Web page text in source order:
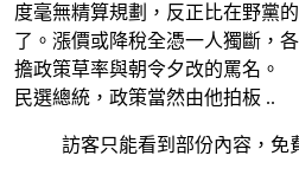
度毫無精算規劃，反正比在野黨
了。漲價或降稅全憑一人獨斷，
擔政策草率與朝令夕改的罵名。
民選總統，政策當然由他拍板 ..
訪客只能看到部份內容，免